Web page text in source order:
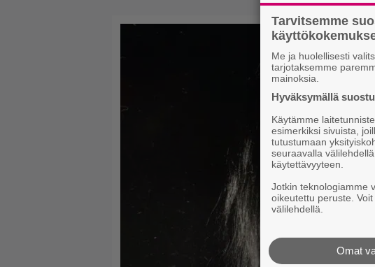
Tarvitsemme
Me ja huolellisesti
tarjotaksemme
mainoksia.
Hyväksymällä
Käytämme
esimerkiksi sivuista,
tutustumaan
seuraavalla
käytettävyyteen.
Jotkin teknologiamme
oikeutettu peruste.
välilehdellä.
Omat